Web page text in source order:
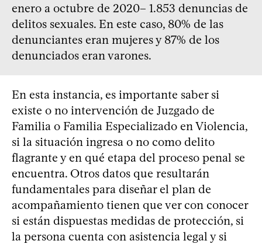
enero a octubre de 2020– 1.853 denuncias de
delitos sexuales. En este caso, 80% de las
denunciantes eran mujeres y 87% de los
denunciados eran varones.
En esta instancia, es importante saber si
existe o no intervención de Juzgado de
Familia o Familia Especializado en Violencia,
si la situación ingresa o no como delito
flagrante y en qué etapa del proceso penal se
encuentra. Otros datos que resultarán
fundamentales para diseñar el plan de
acompañamiento tienen que ver con conocer
si están dispuestas medidas de protección, si
la persona cuenta con asistencia legal y si